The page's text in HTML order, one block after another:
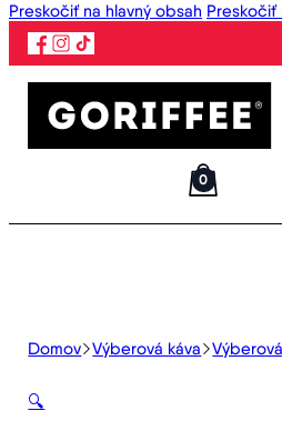
Preskočiť na hlavný obsah Preskočiť
0
Domov Výberová káva
🔍